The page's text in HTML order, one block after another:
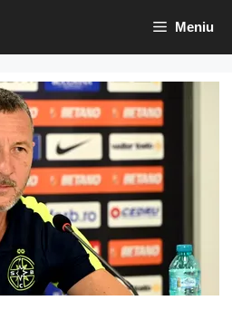
Meniu